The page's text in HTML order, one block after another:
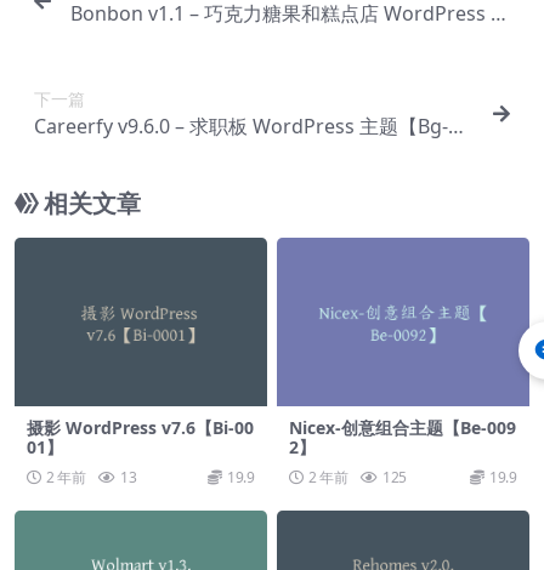
Bonbon v1.1 – 巧克力糖果和糕点店 WordPress 主
下一篇
Careerfy v9.6.0 – 求职板 WordPress 主题【Bg-00
相关文章
摄影 WordPress v7.6【Bi-00
01】
2 年前 13 19.9
Nicex-创意组合主题【Be-009
2】
2 年前 125 19.9